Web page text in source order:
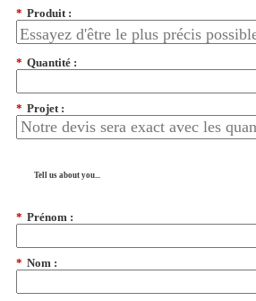
* Produit :
* Quantité :
* Projet :
Tell us about you...
* Prénom :
* Nom :